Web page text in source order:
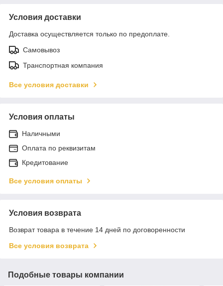
Условия доставки
Доставка осуществляется только по предоплате.
Самовывоз
Транспортная компания
Все условия доставки
Условия оплаты
Наличными
Оплата по реквизитам
Кредитование
Все условия оплаты
Условия возврата
Возврат товара в течение 14 дней по договоренности
Все условия возврата
Подобные товары компании